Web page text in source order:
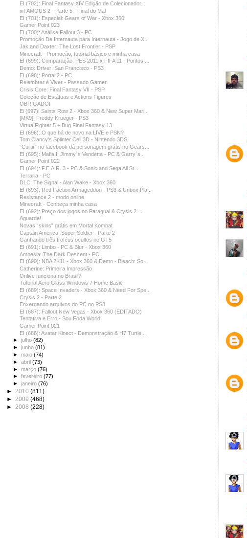
EI (702): Final Fantasy XIV Edição de Colecionador...
inFAMOUS 2 - Parte 5 - Final do Mal
EI (701): Especial: Gears of War - Xbox 360
Gamer Point 023
EI (700): Análise Fallout 3 - PC
Promoção De Internauta para Internauta - Jogo de X...
Jak and Daxter: The Lost Frontier - PSP
Minecraft - Promoção, tutorial básico e minha casa
EI (699): Comparação: PES 2011 x FIFA 11 - Pontos ...
Demo: Driver: San Francisco - PS3
EI (698): Portal 2 - PC
Relembrar é Viver - Passado Gamer
Crisis Core: Final Fantasy VII - PSP
Coleção de Estátuas e Actions Figures
OBRIGADO!
Ei (697): Saints Row 2 - Xbox 360 & New Super Mari...
[MK9]: Freddy Krueger - PS3
Virtua Fighter 5 + Bug Final Fantasy 13
EI (696): O que há de novo na LIVE e PSN?
Tom Clancy's Splinter Cell 3D - Nintendo 3DS
“Curtir” no facebook dá personagem grátis no Gears...
EI (695): Mafia II Jimmy´s Vendetta - PC & Garry`s...
Gamer Point 022
EI (694): F.E.A.R. 3 - PC & Sonic and Sega All St...
Terraria - PC
DLC: The Signal - Alan Wake - Xbox 360
EI (693): Red Faction Armageddon - PS3 & Unbox Pla...
Resistance 2 - modo online
Minecraft - Conheça minha casa
EI (692): Preço dos jogos no Paraguai & Crysis 2 ...
Aguarde!
Novas “skins” grátis em Mortal Kombat
Captain America: Super Soldier - Parte 2
Ganhando três troféus ocultos no GT5
EI (691): Limbo - PC & Blur - Xbox 360
Amnesia: The Dark Descent - PC
EI (690): NBA 2K11 - Xbox 360 & Demo - Bleach: So...
Catherine: Primeira Impressão
Onlive funciona no Brasil?
Tutorial Aero Glass Windows 7 Home Basic
EI (689): Space Invaders - Xbox 360 & Need For Spe...
Crysis 2 - Parte 2
Enxergando arquivos do PC no PS3
EI (687): Fallout New Vegas - Xbox 360 (EDITADO)
Tentativa e Erro - Sou Foda World
Gamer Point 021
EI (686): Avatar Kinect - Demonstração & H7 Turtle...
►julho(82)
►junho(81)
►maio(74)
►abril(73)
►março(76)
►fevereiro(77)
►janeiro(76)
► 2010 (811)
► 2009 (468)
► 2008 (228)